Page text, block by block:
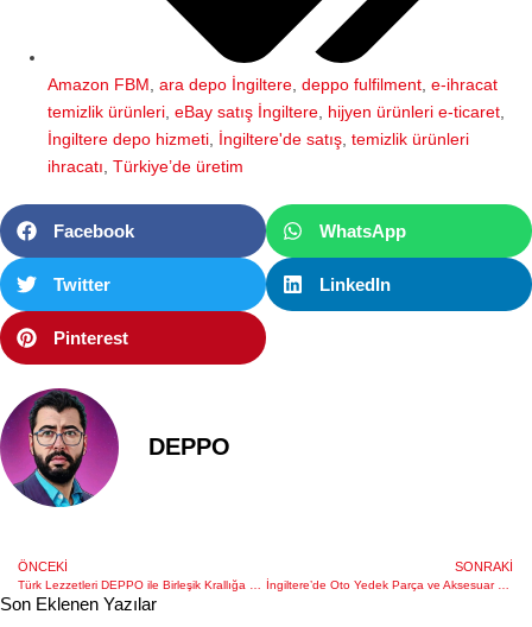
Amazon FBM ara depo İngiltere deppo fulfilment e-ihracat
temizlik ürünleri eBay satış İngiltere hijyen ürünleri e-ticaret
İngiltere depo hizmeti İngiltere'de satış temizlik ürünleri
ihracatı Türkiye’de üretim
Facebook WhatsApp
Twitter LinkedIn
Pinterest
DEPPO
ÖNCEKI SONRAKI
Son Eklenen Yazılar